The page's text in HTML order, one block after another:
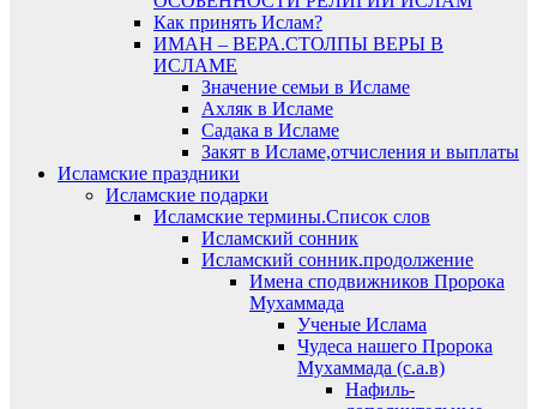
Как принять Ислам?
ИМАН – ВЕРА.СТОЛПЫ ВЕРЫ В
ИСЛАМЕ
Значение семьи в Исламе
Ахляк в Исламе
Садака в Исламе
Закят в Исламе,отчисления и выплаты
Исламские праздники
Исламские подарки
Исламские термины.Список слов
Исламский сонник
Исламский сонник.продолжение
Имена сподвижников Пророка
Мухаммада
Ученые Ислама
Чудеса нашего Пророка
Мухаммада (с.а.в)
Нафиль-